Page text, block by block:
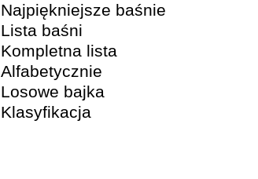
Najpiękniejsze baśnie
Lista baśni
Kompletna lista
Alfabetycznie
Losowe bajka
Klasyfikacja